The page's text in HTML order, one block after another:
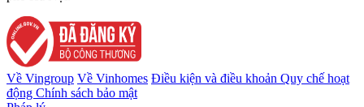
Về Vingroup Về Vinhomes Điều kiện và điều khoản Quy chế hoạt
động Chính sách bảo mật